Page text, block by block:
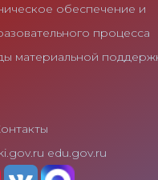
обеспечение и
процесса
материальной
edu.gov.ru